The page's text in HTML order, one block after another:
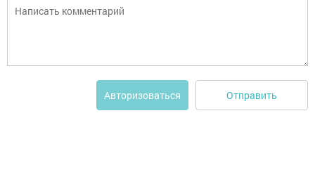
Авторизоваться Отправить